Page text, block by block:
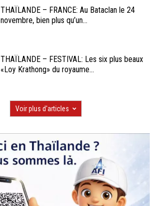
THAÏLANDE – FRANCE: Au Bataclan le 24
novembre, bien plus qu’un...
THAÏLANDE – FESTIVAL: Les six plus beaux
«Loy Krathong» du royaume...
Voir plus d'articles